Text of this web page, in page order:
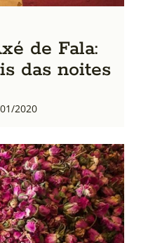
de Fala:
das noites
2020